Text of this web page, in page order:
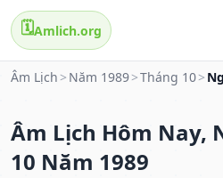
🗓️Amlich.org
Âm Lịch > Năm 1989>Tháng 10>
Âm Lịch Hôm Nay,
10 Năm 1989